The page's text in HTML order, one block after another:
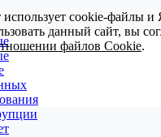
cookie-файлы и
данный сайт, вы
файлов Cookie.